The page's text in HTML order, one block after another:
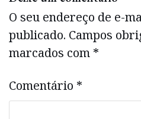
O seu endereço de e-
publicado. Campos
marcados com *
Comentário *